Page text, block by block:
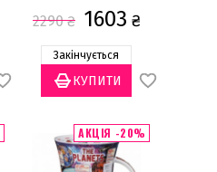
2290₴ 1603 ₴
Закінчується
АКЦІЯ -20%